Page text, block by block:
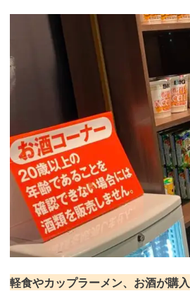
軽食やカップラーメン、お酒が購入